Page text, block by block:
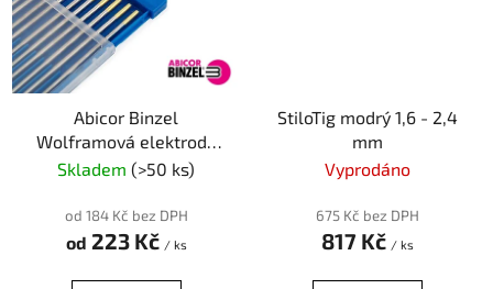
Abicor Binzel
Wolframová elektroda
WL15 - zlatá
Skladem (>50 ks)
od 184 Kč bez DPH
od 223 Kč / ks
StiloTig modrý 1,6 - 2,4
mm
Vyprodáno
675 Kč bez DPH
817 Kč / ks